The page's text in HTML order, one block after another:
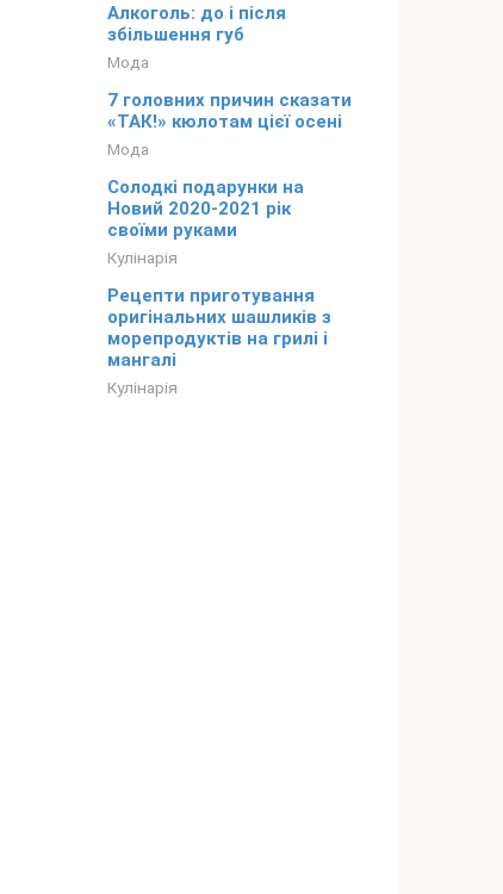
Алкоголь: до і після
збільшення губ
Мода
7 головних причин сказати
«ТАК!» кюлотам цієї осені
Мода
Солодкі подарунки на
Новий 2020-2021 рік
своїми руками
Кулінарія
Рецепти приготування
оригінальних шашликів з
морепродуктів на грилі і
мангалі
Кулінарія